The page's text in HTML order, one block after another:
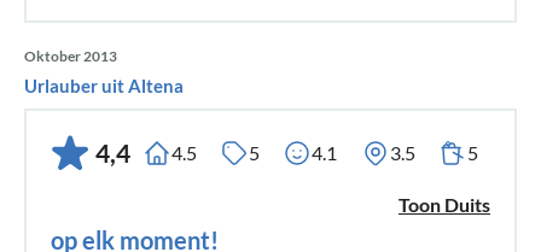
Oktober 2013
Urlauber uit Altena
4,4 4.5 5 4.1 3.5 5
Toon Duits
op elk moment!